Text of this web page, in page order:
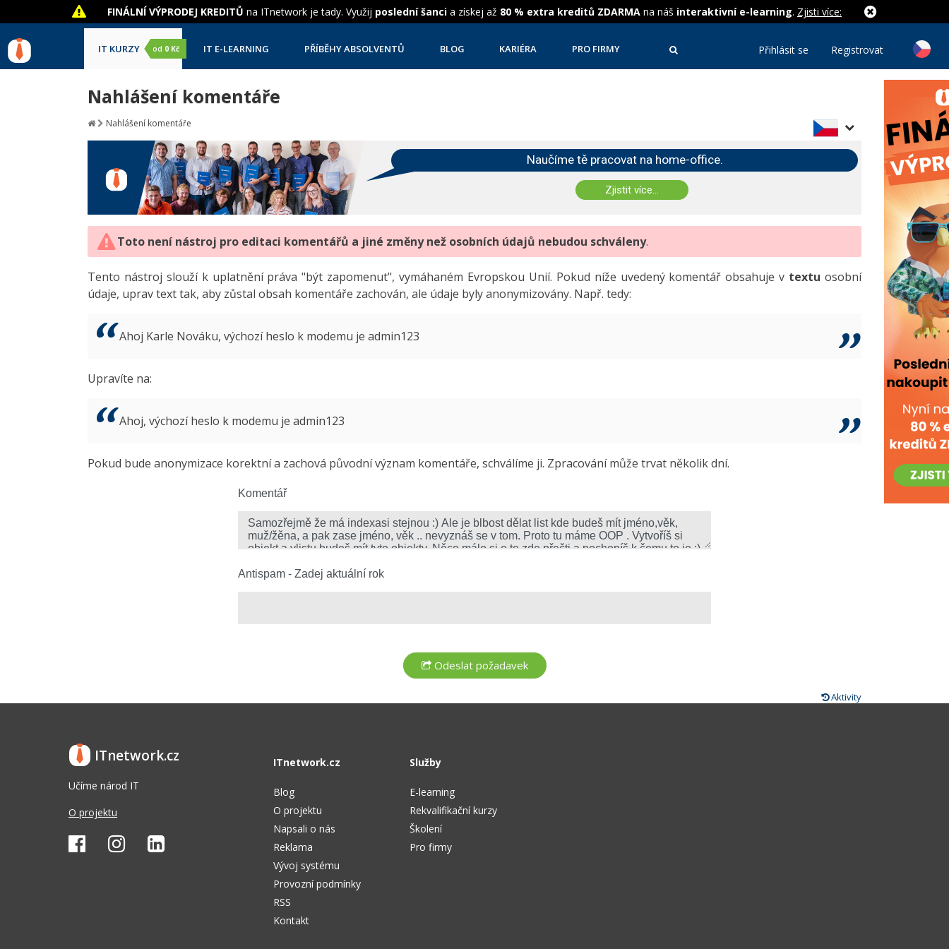
FINÁLNÍ VÝPRODEJ KREDITŮ na ITnetwork je tady. Využij poslední šanci a získej až 80 % extra kreditů ZDARMA na náš interaktivní e-learning. Zjisti více:
IT KURZY od 0 Kč IT E-LEARNING PŘÍBĚHY ABSOLVENTŮ BLOG KARIÉRA PRO FIRMY Přihlásit se Registrovat
Nahlášení komentáře
Nahlášení komentáře
Naučíme tě pracovat na home-office.
Zjistit více...
Toto není nástroj pro editaci komentářů a jiné změny než osobních údajů nebudou schváleny.
Tento nástroj slouží k uplatnění práva "být zapomenut", vymáhaném Evropskou Unií. Pokud níže uvedený komentář obsahuje v textu osobní
údaje, uprav text tak, aby zůstal obsah komentáře zachován, ale údaje byly anonymizovány. Např. tedy:
Ahoj Karle Nováku, výchozí heslo k modemu je admin123
Upravíte na:
Ahoj, výchozí heslo k modemu je admin123
Pokud bude anonymizace korektní a zachová původní význam komentáře, schválíme ji. Zpracování může trvat několik dní.
Komentář
Antispam - Zadej aktuální rok
Aktivity
ITnetwork.cz
Učíme národ IT
O projektu
ITnetwork.cz
Blog
O projektu
Napsali o nás
Reklama
Vývoj systému
Provozní podmínky
RSS
Kontakt
Služby
E-learning
Rekvalifikační kurzy
Školení
Pro firmy